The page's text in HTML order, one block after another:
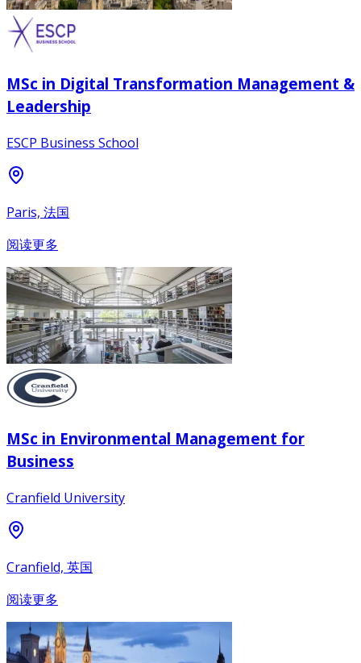
MSc in Digital Transformation Management &
Leadership
ESCP Business School
Paris, 法国
阅读更多
MSc in Environmental Management for
Business
Cranfield University
Cranfield, 英国
阅读更多